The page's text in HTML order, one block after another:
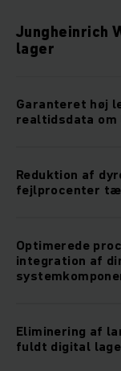
Jungheinrich
lager
Garanteret høj
realtidsdata om
Reduktion af
fejlprocenter
Optimerede
integration af
Eliminering af
fuldt digital